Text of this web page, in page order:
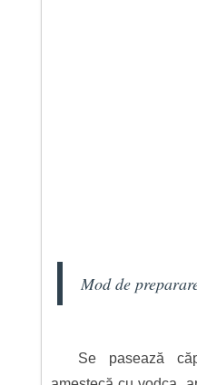
Mod de
Se pasează